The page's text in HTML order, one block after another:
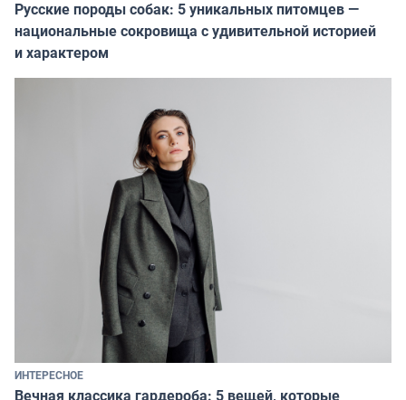
Русские породы собак: 5 уникальных питомцев —
национальные сокровища с удивительной историей
и характером
ИНТЕРЕСНОЕ
Вечная классика гардероба: 5 вещей, которые